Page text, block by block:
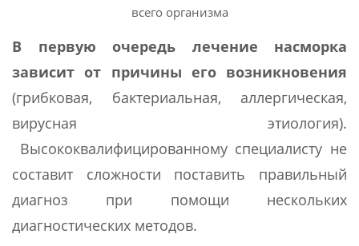
всего организма
В первую очередь лечение насморка
зависит от причины его возникновения
(грибковая, бактериальная, аллергическая,
вирусная этиология).
Высококвалифицированному специалисту не
составит сложности поставить правильный
диагноз при помощи нескольких
диагностических методов.